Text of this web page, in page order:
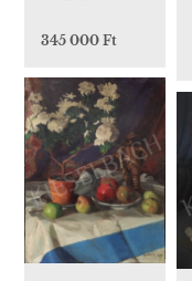
345 000 Ft